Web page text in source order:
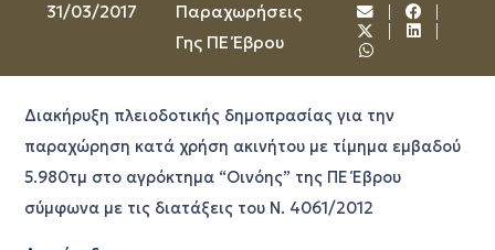
31/03/2017
Παραχωρήσεις
Γης ΠΕ Έβρου
Διακήρυξη πλειοδοτικής δημοπρασίας για την
παραχώρηση κατά χρήση ακινήτου με τίμημα εμβαδού
5.980τμ στο αγρόκτημα “Οινόης” της ΠΕ Έβρου
σύμφωνα με τις διατάξεις του Ν. 4061/2012